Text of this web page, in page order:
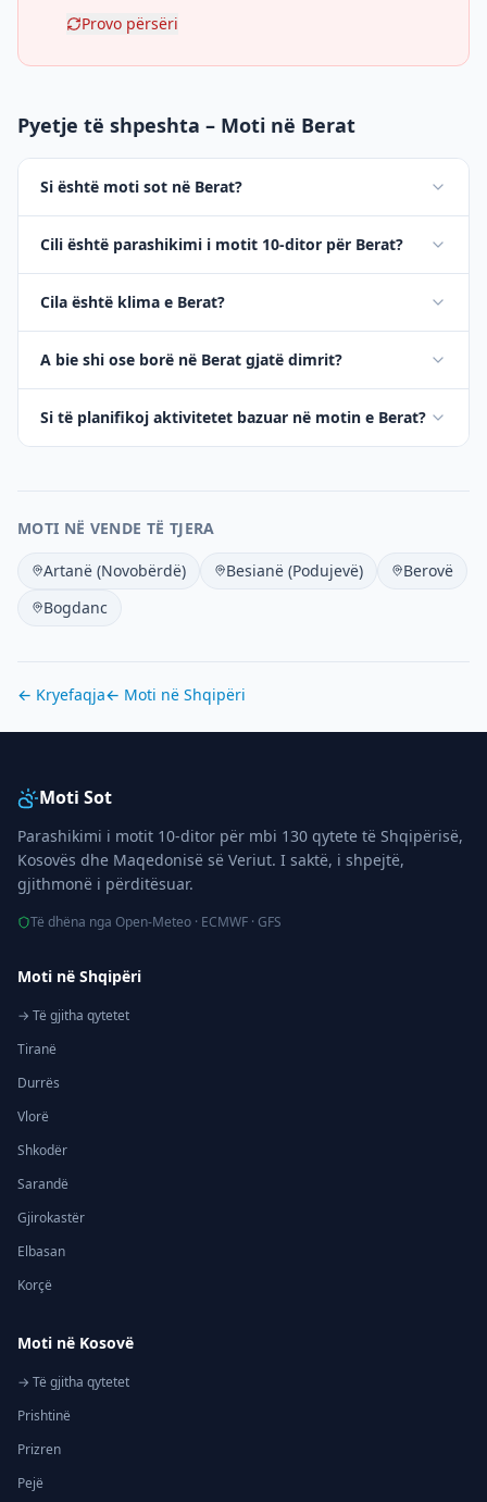
Provo përsëri
Pyetje të shpeshta – Moti në Berat
Si është moti sot në Berat?
Cili është parashikimi i motit 10-ditor për Berat?
Cila është klima e Berat?
A bie shi ose borë në Berat gjatë dimrit?
Si të planifikoj aktivitetet bazuar në motin e Berat?
MOTI NË VENDE TË TJERA
Artanë (Novobërdë) Besianë (Podujevë)
Berovë
Bogdanc
← Kryefaqja← Moti në Shqipëri
Moti Sot
Parashikimi i motit 10-ditor për mbi 130 qytete të Shqipërisë,
Kosovës dhe Maqedonisë së Veriut. I saktë, i shpejtë,
gjithmonë i përditësuar.
Të dhëna nga Open-Meteo · ECMWF · GFS
Moti në Shqipëri
→ Të gjitha qytetet
Tiranë
Durrës
Vlorë
Shkodër
Sarandë
Gjirokastër
Elbasan
Korçë
Moti në Kosovë
→ Të gjitha qytetet
Prishtinë
Prizren
Pejë